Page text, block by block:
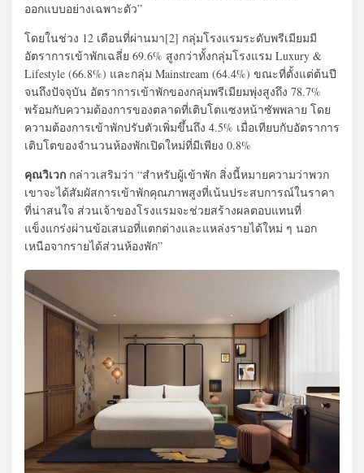
ออกแบบอย่างเฉพาะตัว”
โดยในช่วง 12 เดือนที่ผ่านมา[2] กลุ่มโรงแรมระดับพรีเมียมมี
อัตราการเข้าพักเฉลี่ย 69.6% สูงกว่าทั้งกลุ่มโรงแรม Luxury &
Lifestyle (66.8%) และกลุ่ม Mainstream (64.4%) ขณะที่ตั้งแต่ต้นปี
จนถึงปัจจุบัน อัตราการเข้าพักของกลุ่มพรีเมียมพุ่งสูงถึง 78.7%
พร้อมกับความต้องการของตลาดที่เติบโตแซงหน้าซัพพลาย โดย
ความต้องการเข้าพักปรับตัวเพิ่มขึ้นถึง 4.5% เมื่อเทียบกับอัตราการ
เติบโตของจำนวนห้องพักเปิดใหม่ที่มีเพียง 0.8%
คุณวิเวก กล่าวเสริมว่า “สำหรับผู้เข้าพัก สิ่งนี้หมายความว่าพวก
เขาจะได้สัมผัสการเข้าพักคุณภาพสูงที่เน้นประสบการณ์ในราคา
ที่น่าสนใจ ส่วนเจ้าของโรงแรมจะช่วยสร้างผลตอบแทนที่
แข็งแกร่งผ่านข้อเสนอที่แตกต่างและแหล่งรายได้ใหม่ ๆ นอก
เหนือจากรายได้ส่วนห้องพัก”